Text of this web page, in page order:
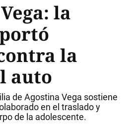
la
la
auto
de Agostina Vega sostiene
en el traslado y
de la adolescente.